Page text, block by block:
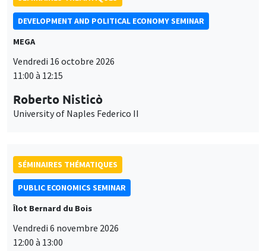
DEVELOPMENT AND POLITICAL ECONOMY SEMINAR
MEGA
11:00 à 12:15
University of Naples Federico II
SÉMINAIRES THÉMATIQUES
PUBLIC ECONOMICS SEMINAR
Îlot Bernard du Bois
12:00 à 13:00
Ce site utilise des cookies et des services tiers pour garantir son bon